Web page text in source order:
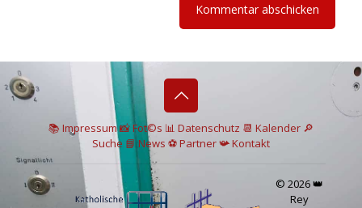
📚 Impressum📸Fot©s 📊 Datenschutz 📆 Kalender 🔎
Suche 📘 News ⚽Partner📯Kontakt
© 2026 👑
Rey